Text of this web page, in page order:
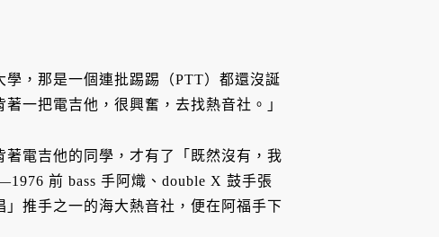
，那是一個連批踢踢（PTT）都還沒誕
一把電吉他，很興奮，去找熱音社。」
電吉他的同學，才有了「既然沒有，我
前 bass 手阿熾、double X 鼓手張
推手之一的海大熱音社，便在阿福手下